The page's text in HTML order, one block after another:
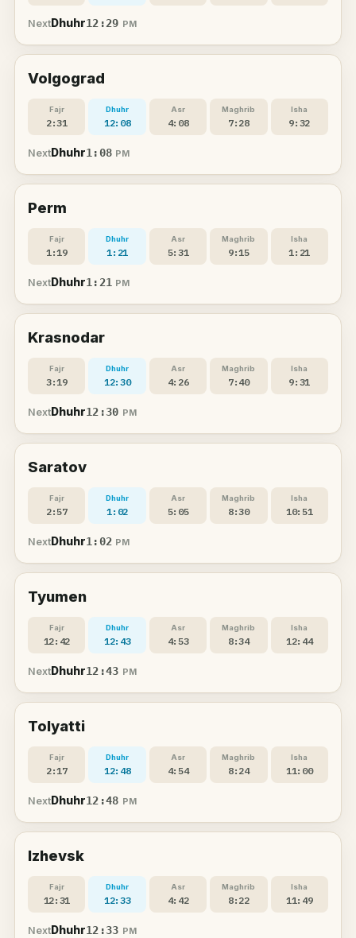
Next Dhuhr12:29 PM
Volgograd
Fajr
2:31
Dhuhr
12:08
Asr
4:08
Maghrib
7:28
Isha
9:32
Next Dhuhr1:08 PM
Perm
Fajr
1:19
Dhuhr
1:21
Asr
5:31
Maghrib
9:15
Isha
1:21
Next Dhuhr1:21 PM
Krasnodar
Fajr
3:19
Dhuhr
12:30
Asr
4:26
Maghrib
7:40
Isha
9:31
Next Dhuhr12:30 PM
Saratov
Fajr
2:57
Dhuhr
1:02
Asr
5:05
Maghrib
8:30
Isha
10:51
Next Dhuhr1:02 PM
Tyumen
Fajr
12:42
Dhuhr
12:43
Asr
4:53
Maghrib
8:34
Isha
12:44
Next Dhuhr12:43 PM
Tolyatti
Fajr
2:17
Dhuhr
12:48
Asr
4:54
Maghrib
8:24
Isha
11:00
Next Dhuhr12:48 PM
Izhevsk
Fajr
12:31
Dhuhr
12:33
Asr
4:42
Maghrib
8:22
Isha
11:49
Next Dhuhr12:33 PM